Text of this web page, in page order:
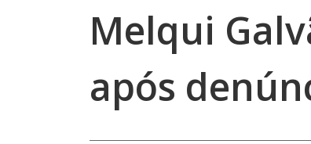
Melqui
após